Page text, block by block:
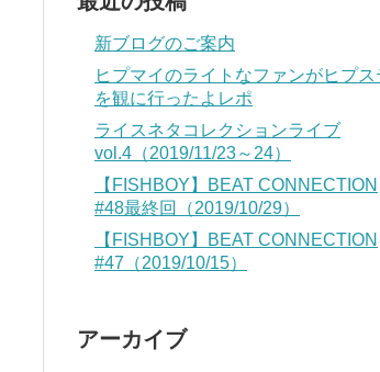
新ブログのご案内
ヒプマイのライトなファンがヒプス
を観に行ったよレポ
ライスネタコレクションライブ
vol.4（2019/11/23～24）
【FISHBOY】BEAT CONNECTION
#48最終回（2019/10/29）
【FISHBOY】BEAT CONNECTION
#47（2019/10/15）
アーカイブ